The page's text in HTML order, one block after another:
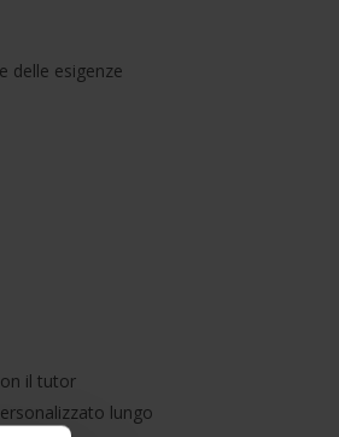
delle esigenze
il tutor
lungo